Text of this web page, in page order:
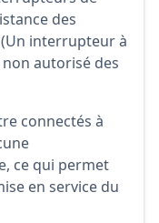
des
interrupteur à
autorisé des
connectés à
ce qui permet
en service du